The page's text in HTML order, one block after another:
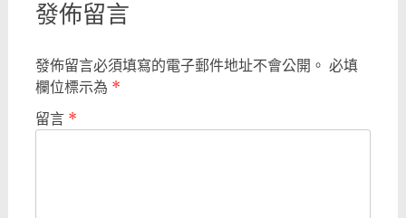
發佈留言
發佈留言必須填寫的電子郵件地址不會公開。 必填
欄位標示為 *
留言 *